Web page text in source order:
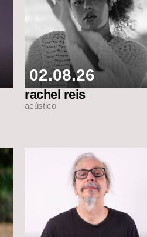
02.08.26
rachel reis
acústico